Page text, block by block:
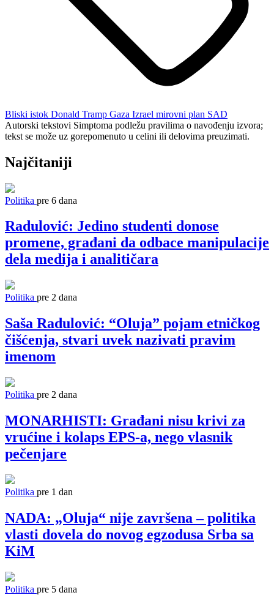
Bliski istok Donald Tramp Gaza Izrael mirovni plan SAD
Autorski tekstovi Simptoma podležu pravilima o navođenju izvora;
tekst se može uz gorepomenuto u celini ili delovima preuzimati.
Najčitaniji
Politika pre 6 dana
Radulović: Jedino studenti donose
promene, građani da odbace manipulacije
dela medija i analitičara
Politika pre 2 dana
Saša Radulović: “Oluja” pojam etničkog
čišćenja, stvari uvek nazivati pravim
imenom
Politika pre 2 dana
MONARHISTI: Građani nisu krivi za
vrućine i kolaps EPS-a, nego vlasnik
pečenjare
Politika pre 1 dan
NADA: „Oluja“ nije završena – politika
vlasti dovela do novog egzodusa Srba sa
KiM
Politika pre 5 dana